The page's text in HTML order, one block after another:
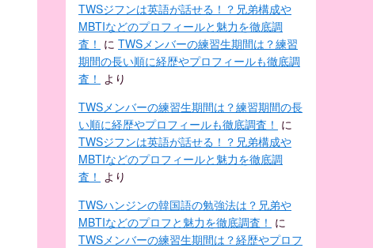
TWSジフンは英語が話せる！？兄弟構成や
MBTIなどのプロフィールと魅力を徹底調
査！ に TWSメンバーの練習生期間は？練習
期間の長い順に経歴やプロフィールも徹底調
査！ より
TWSメンバーの練習生期間は？練習期間の長
い順に経歴やプロフィールも徹底調査！ に
TWSジフンは英語が話せる！？兄弟構成や
MBTIなどのプロフィールと魅力を徹底調
査！ より
TWSハンジンの韓国語の勉強法は？兄弟や
MBTIなどのプロフと魅力を徹底調査！ に
TWSメンバーの練習生期間は？経歴やプロフ